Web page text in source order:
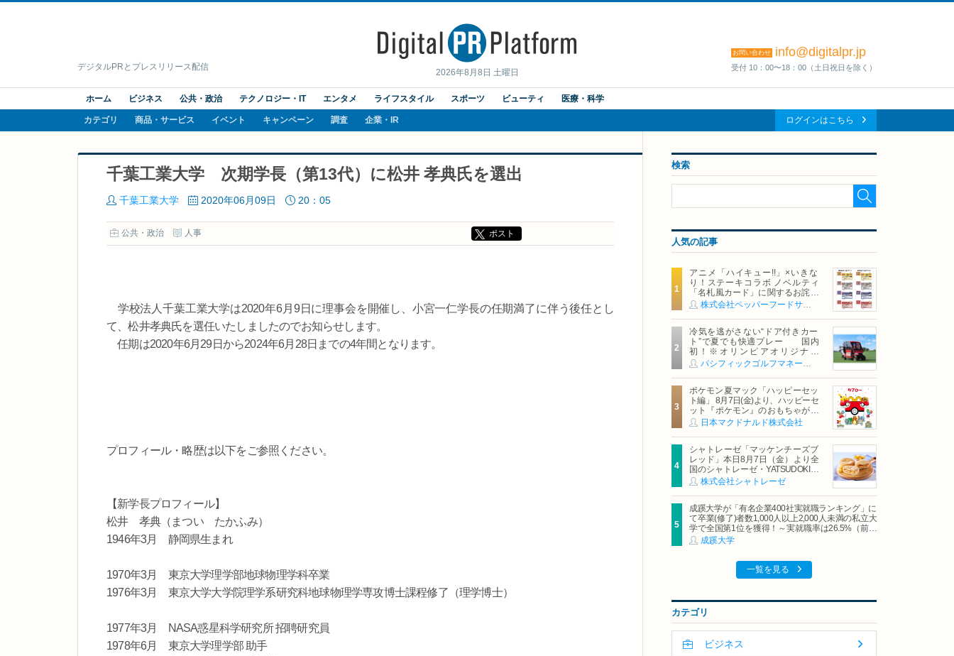
2026年8月8日 土曜日
デジタルPRとプレスリリース配信
お問い合わせ info@digitalpr.jp
受付 10：00〜18：00（土日祝日を除く）
ホーム ビジネス 公共・政治 テクノロジー・IT エンタメ ライフスタイル スポーツ ビューティ 医療・科学
カテゴリ 商品・サービス イベント キャンペーン 調査 企業・IR ログインはこちら
千葉工業大学 次期学長（第13代）に松井 孝典氏を選出
千葉工業大学 2020年06月09日 20：05
公共・政治 人事 ポスト
学校法人千葉工業大学は2020年6月9日に理事会を開催し、小宮一仁学長の任期満了に伴う後任とし
て、松井孝典氏を選任いたしましたのでお知らせします。
任期は2020年6月29日から2024年6月28日までの4年間となります。
プロフィール・略歴は以下をご参照ください。
【新学長プロフィール】
松井 孝典（まつい たかふみ）
1946年3月 静岡県生まれ
1970年3月 東京大学理学部地球物理学科卒業
1976年3月 東京大学大学院理学系研究科地球物理学専攻博士課程修了（理学博士）
1977年3月 NASA惑星科学研究所 招聘研究員
1978年6月 東京大学理学部 助手
検索
人気の記事
アニメ「ハイキュー!!」×いきな
り！ステーキコラボ ノベルティ
「名札風カード」に関するお詫び
および交換対応についてのご案内
冷気を逃がさない“ドア付きカー
ト”で夏でも快適プレー 国内
初！※オリンピアオリジナル
「AirCon Cart（エアコンカー
ト）」導入 | ＰＧＭ
ポケモン夏マック「ハッピーセッ
ト編」 8月7日(金)より、ハッピーセ
ット『ポケモン』のおもちゃが期
間限定登場
日本マクドナルド株式会社
シャトレーゼ「マッケンチーズブ
レッド」本日8月7日（金）より全
国のシャトレーゼ・YATSUDOKIで
発売株式会社シャトレーゼ
成蹊大学が「有名企業400社実就職ランキング」に
て卒業(修了)者数1,000人以上2,000人未満の私立大
学で全国第1位を獲得！～実就職率は26.5%（前年
比＋4.3pt）に伸長、東京の私立大学でも10位にラ
ンクイン～
成蹊大学
一覧を見る
カテゴリ
ビジネス